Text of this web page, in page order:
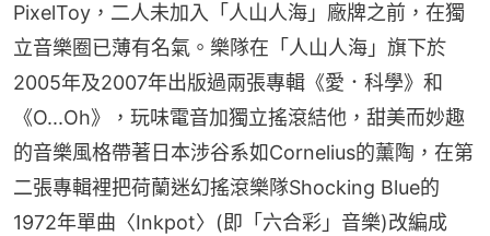
PixelToy，二人未加入「人山人海」廠牌之前，在獨
立音樂圈已薄有名氣。樂隊在「人山人海」旗下於
2005年及2007年出版過兩張專輯《愛．科學》和
《O...Oh》，玩味電音加獨立搖滾結他，甜美而妙趣
的音樂風格帶著日本涉谷系如Cornelius的薰陶，在第
二張專輯裡把荷蘭迷幻搖滾樂隊Shocking Blue的
1972年單曲〈Inkpot〉(即「六合彩」音樂)改編成